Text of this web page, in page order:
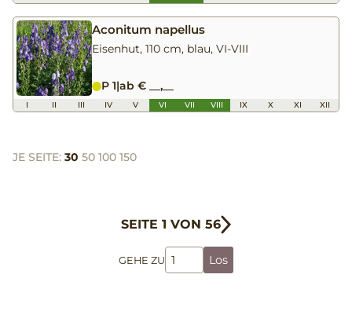
Aconitum napellus
Eisenhut, 110 cm, blau, VI-VIII
P 1|ab € __,__
I II III IV V VI VII VIII IX X XI XII
JE SEITE: 30 50 100 150
SEITE 1 VON 56
GEHE ZU Los